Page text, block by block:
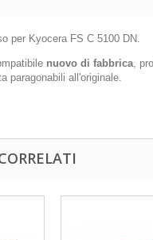
per Kyocera FS C 5100 DN.
nuovo di fabbrica,
paragonabili all'originale.